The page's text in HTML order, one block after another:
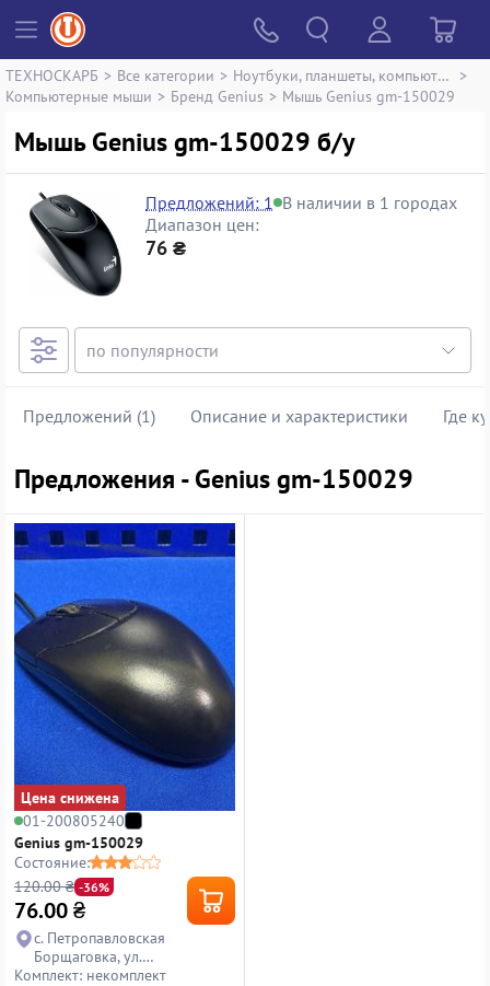
ТЕХНОСКАРБ > Все категории > Ноутбуки, планшеты, компьютеры >
Компьютерные мыши > Бренд Genius > Мышь Genius gm-150029
Мышь Genius gm-150029 б/у
Предложений: 1 В наличии в 1 городах
Диапазон цен:
76 ₴
Предложений (1) Описание и характеристики Где
Предложения - Genius gm-150029
Цена снижена
01-200805240
Genius gm-150029
Состояние:
120.00 ₴ -36%
76.00₴
с. Петропавловская
Борщаговка, ул.
Петропавловская, 14
Комплект: некомплект